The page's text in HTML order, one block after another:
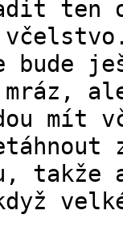
ten
bude
mít
takže